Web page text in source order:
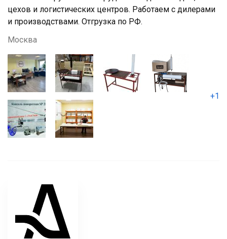
цехов и логистических центров. Работаем с дилерами
и производствами. Отгрузка по РФ.
Москва
+1